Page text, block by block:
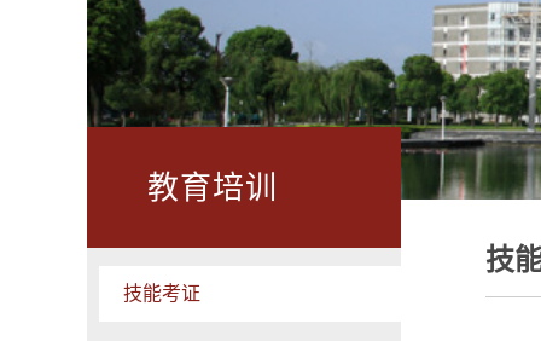
教育培训
技能考证
技